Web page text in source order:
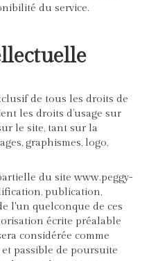
du service.
de tous les droits de
les droits d’usage sur
le site, tant sur la
graphismes, logo,
du site www.peggy-
publication,
l'un quelconque de ces
écrite préalable
considérée comme
passible de poursuite